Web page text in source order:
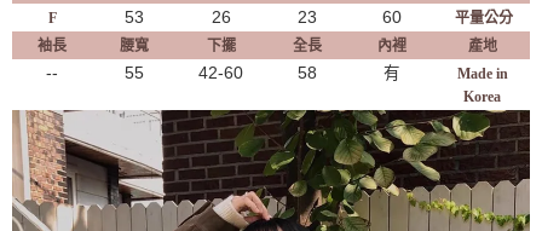
F
53 26 23 60
平量公分
袖長
腰寬 下擺 全長 內裡 產地
-- 55 42-60 58 有
Made in
Korea